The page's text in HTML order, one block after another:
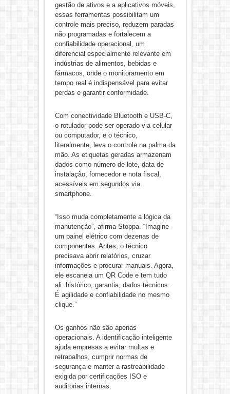
gestão de ativos e a aplicativos móveis,
essas ferramentas possibilitam um
controle mais preciso, reduzem paradas
não programadas e fortalecem a
confiabilidade operacional, um
diferencial especialmente relevante em
indústrias de alimentos, bebidas e
fármacos, onde o monitoramento em
tempo real é indispensável para evitar
perdas e garantir conformidade.
Com conectividade Bluetooth e USB-C,
o rotulador pode ser operado via celular
ou computador, e o técnico,
literalmente, leva o controle na palma da
mão. As etiquetas geradas armazenam
dados como número de lote, data de
instalação, fornecedor e nota fiscal,
acessíveis em segundos via
smartphone.
“Isso muda completamente a lógica da
manutenção”, afirma Stoppa. “Imagine
um painel elétrico com dezenas de
componentes. Antes, o técnico
precisava abrir relatórios, cruzar
informações e procurar manuais. Agora,
ele escaneia um QR Code e tem tudo
ali: histórico, garantia, dados técnicos.
É agilidade e confiabilidade no mesmo
clique.”
Os ganhos não são apenas
operacionais. A identificação inteligente
ajuda empresas a evitar multas e
retrabalhos, cumprir normas de
segurança e manter a rastreabilidade
exigida por certificações ISO e
auditorias internas.